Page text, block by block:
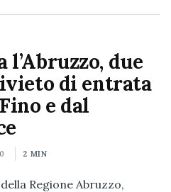
due
di entrata
e dal
2 MIN
Regione Abruzzo,